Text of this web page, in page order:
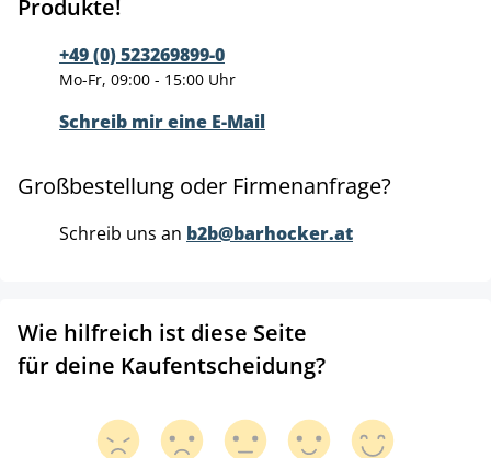
Produkte!
+49 (0) 523269899-0
Mo-Fr, 09:00 - 15:00 Uhr
Schreib mir eine E-Mail
Großbestellung oder Firmenanfrage?
Schreib uns an b2b@barhocker.at
Wie hilfreich ist diese Seite
für deine Kaufentscheidung?